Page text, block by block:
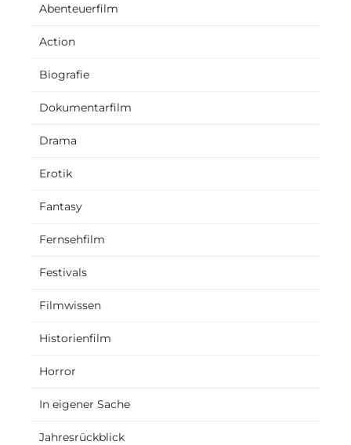
Abenteuerfilm
Action
Biografie
Dokumentarfilm
Drama
Erotik
Fantasy
Fernsehfilm
Festivals
Filmwissen
Historienfilm
Horror
In eigener Sache
Jahresrückblick